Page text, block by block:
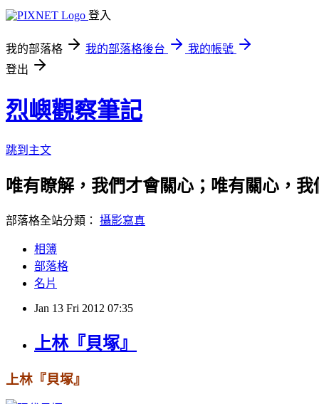
登入
我的部落格 我的部落格後台
我的帳號
登出
烈嶼觀察筆記
跳到主文
唯有瞭解，我們才會關心；唯有關心，
部落格全站分類： 攝影寫真
相簿
部落格
名片
Jan 13 Fri 2012 07:35
上林『貝塚』
上林 『貝塚』